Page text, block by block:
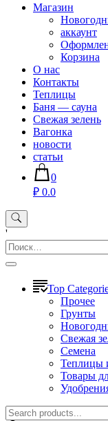
Магазин
аккаунт
Корзина
О нас
Контакты
Теплицы
Баня — сауна
Свежая зелень
Вагонка
новости
статьи
0
₽ 0.0
'
Найти:
Top
Прочее
Грунты
Свежая
Семена
Теплицы
Товары